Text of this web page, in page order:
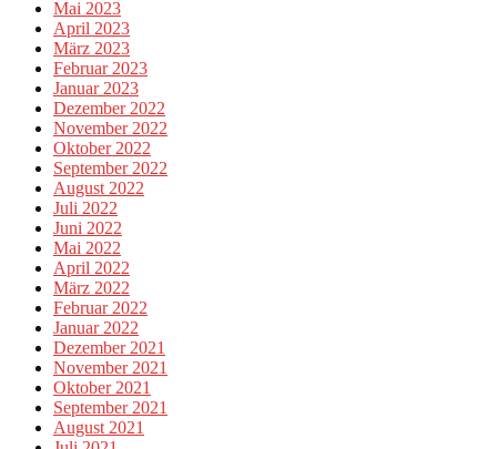
Mai 2023
April 2023
März 2023
Februar 2023
Januar 2023
Dezember 2022
November 2022
Oktober 2022
September 2022
August 2022
Juli 2022
Juni 2022
Mai 2022
April 2022
März 2022
Februar 2022
Januar 2022
Dezember 2021
November 2021
Oktober 2021
September 2021
August 2021